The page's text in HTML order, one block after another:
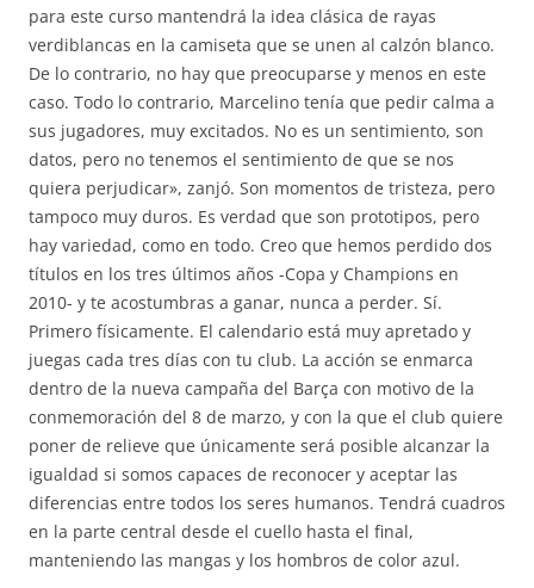
para este curso mantendrá la idea clásica de rayas
verdiblancas en la camiseta que se unen al calzón blanco.
De lo contrario, no hay que preocuparse y menos en este
caso. Todo lo contrario, Marcelino tenía que pedir calma a
sus jugadores, muy excitados. No es un sentimiento, son
datos, pero no tenemos el sentimiento de que se nos
quiera perjudicar», zanjó. Son momentos de tristeza, pero
tampoco muy duros. Es verdad que son prototipos, pero
hay variedad, como en todo. Creo que hemos perdido dos
títulos en los tres últimos años -Copa y Champions en
2010- y te acostumbras a ganar, nunca a perder. Sí.
Primero físicamente. El calendario está muy apretado y
juegas cada tres días con tu club. La acción se enmarca
dentro de la nueva campaña del Barça con motivo de la
conmemoración del 8 de marzo, y con la que el club quiere
poner de relieve que únicamente será posible alcanzar la
igualdad si somos capaces de reconocer y aceptar las
diferencias entre todos los seres humanos. Tendrá cuadros
en la parte central desde el cuello hasta el final,
manteniendo las mangas y los hombros de color azul.